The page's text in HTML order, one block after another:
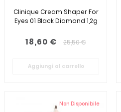
Clinique Cream Shaper For
Eyes 01 Black Diamond 1,2g
18,60 € 25,50 €
Aggiungi al carrello
Non Disponibile